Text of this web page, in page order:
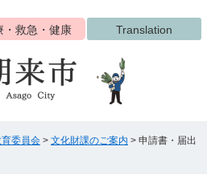
・救急・健康 Translation
委員会 > 文化財課のご案内 > 申請書・届出